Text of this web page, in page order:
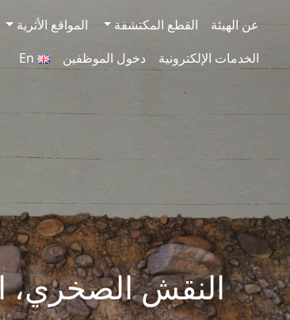
عن الهيئة
القطع المكتشفة المواقع الأثرية
الخدمات الإلكترونية
دخول الموظفين En
النقش الصخري،